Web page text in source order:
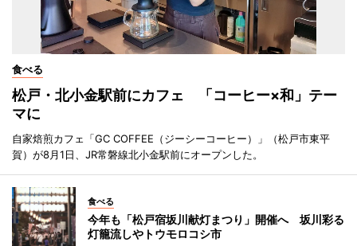
食べる
松戸・北小金駅前にカフェ 「コーヒー×和」テー
マに
自家焙煎カフェ「GC COFFEE（ジーシーコーヒー）」（松戸市東平
賀）が8月1日、JR常磐線北小金駅前にオープンした。
食べる
今年も「松戸宿坂川献灯まつり」開催へ 坂川彩る
灯籠流しやトウモロコシ市